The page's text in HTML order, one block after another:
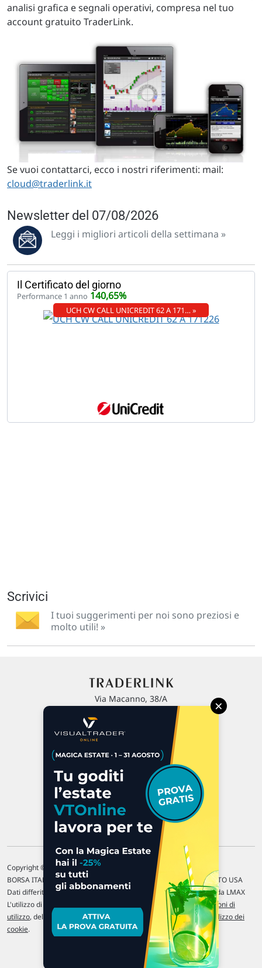
analisi grafica e segnali operativi, compresa nel tuo
account gratuito TraderLink.
Se vuoi contattarci, ecco i nostri riferimenti: mail:
cloud@traderlink.it
Newsletter del 07/08/2026
Leggi i migliori articoli della settimana »
Il Certificato del giorno
Performance 1 anno 140,65%
UCH CW CALL UNICREDIT 62 A 171… »
Scrivici
I tuoi suggerimenti per noi sono preziosi e
molto utili! »
Via Macanno, 38/A
P.IVA 02 452 460 401
Chi siamo
Commenti e segnalazioni
Contattaci
Copyright © 1996-2026 Traderlink Italia s.r.l.
BORSA ITALIANA Quotazioni di borsa differite di 15 min. / MERCATO USA
Dati differiti di 15 min. (fonte Intrinio) / FOREX Quotazioni fornite da LMAX
L'utilizzo di questo sito implica l'accettazione delle nostre Condizioni di
utilizzo, del Disclaimer MAR, delle Politiche sulla privacye dell' Utilizzo dei
cookie.
×